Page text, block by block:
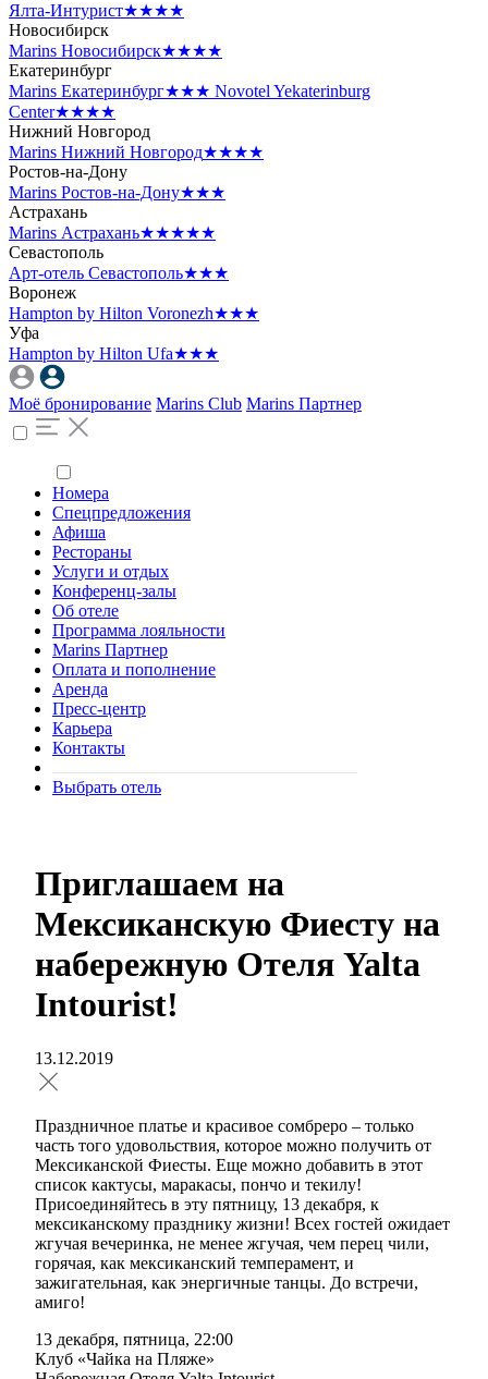
Ялта-Интурист★★★★
Новосибирск
Marins Новосибирск★★★★
Екатеринбург
Marins Екатеринбург★★★ Novotel Yekaterinburg
Center★★★★
Нижний Новгород
Marins Нижний Новгород★★★★
Ростов-на-Дону
Marins Ростов-на-Дону★★★
Астрахань
Marins Астрахань★★★★★
Севастополь
Арт-отель Севастополь★★★
Воронеж
Hampton by Hilton Voronezh★★★
Уфа
Hampton by Hilton Ufa★★★
Моё бронирование Marins Club Marins Партнер
Номера
Спецпредложения
Афиша
Рестораны
Услуги и отдых
Конференц-залы
Об отеле
Программа лояльности
Marins Партнер
Оплата и пополнение
Аренда
Пресс-центр
Карьера
Контакты
Выбрать отель
Приглашаем на
Мексиканскую Фиесту на
набережную Отеля Yalta
Intourist!
13.12.2019
Праздничное платье и красивое сомбреро – только
часть того удовольствия, которое можно получить от
Мексиканской Фиесты. Еще можно добавить в этот
список кактусы, маракасы, пончо и текилу!
Присоединяйтесь в эту пятницу, 13 декабря, к
мексиканскому празднику жизни! Всех гостей ожидает
жгучая вечеринка, не менее жгучая, чем перец чили,
горячая, как мексиканский темперамент, и
зажигательная, как энергичные танцы. До встречи,
амиго!
13 декабря, пятница, 22:00
Клуб «Чайка на Пляже»